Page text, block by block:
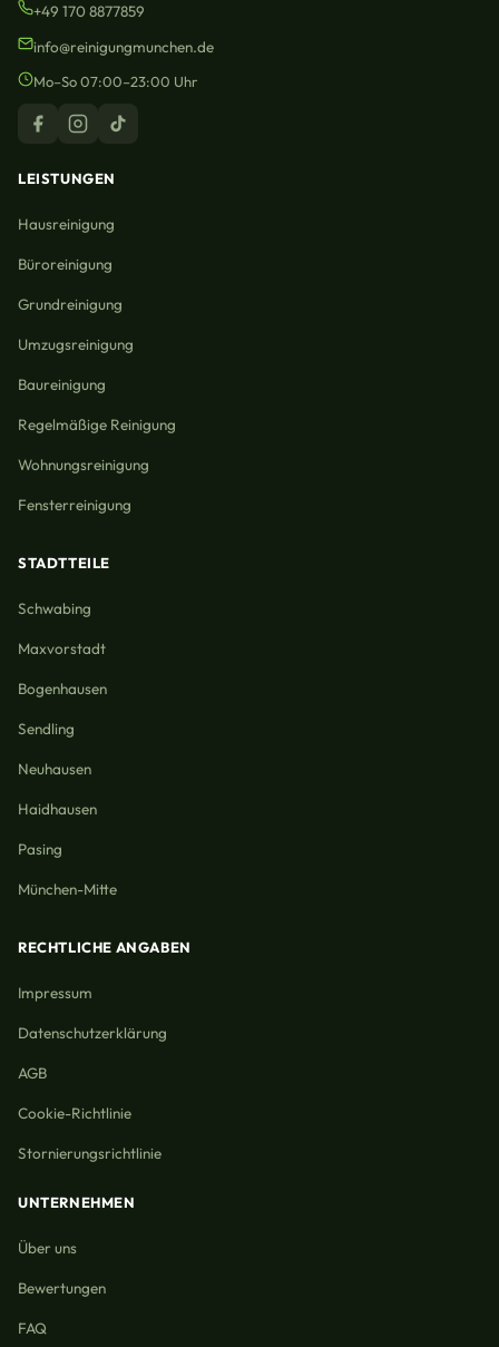
+49 170 8877859
info@reinigungmunchen.de
Mo–So 07:00–23:00 Uhr
LEISTUNGEN
Hausreinigung
Büroreinigung
Grundreinigung
Umzugsreinigung
Baureinigung
Regelmäßige Reinigung
Wohnungsreinigung
Fensterreinigung
STADTTEILE
Schwabing
Maxvorstadt
Bogenhausen
Sendling
Neuhausen
Haidhausen
Pasing
München-Mitte
RECHTLICHE ANGABEN
Impressum
Datenschutzerklärung
AGB
Cookie-Richtlinie
Stornierungsrichtlinie
UNTERNEHMEN
Über uns
Bewertungen
FAQ